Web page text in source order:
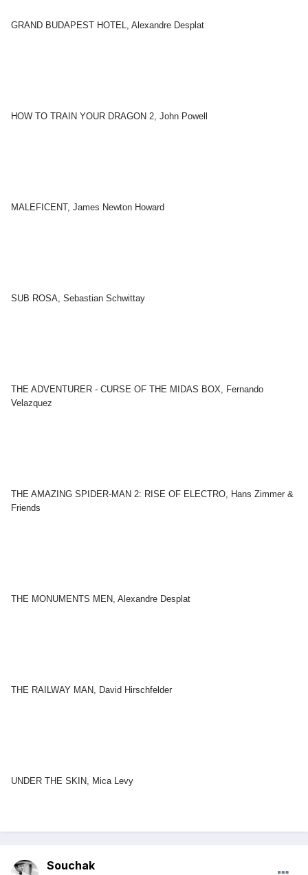
GRAND BUDAPEST HOTEL, Alexandre Desplat
HOW TO TRAIN YOUR DRAGON 2, John Powell
MALEFICENT, James Newton Howard
SUB ROSA, Sebastian Schwittay
THE ADVENTURER - CURSE OF THE MIDAS BOX, Fernando
Velazquez
THE AMAZING SPIDER-MAN 2: RISE OF ELECTRO, Hans Zimmer &
Friends
THE MONUMENTS MEN, Alexandre Desplat
THE RAILWAY MAN, David Hirschfelder
UNDER THE SKIN, Mica Levy
Souchak